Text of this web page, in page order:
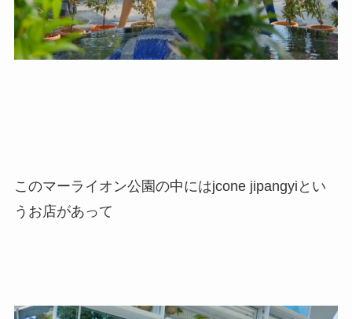
このマーライオン公園の中にはjcone jipangyiとい
うお店があって